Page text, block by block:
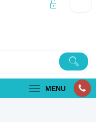
MENU